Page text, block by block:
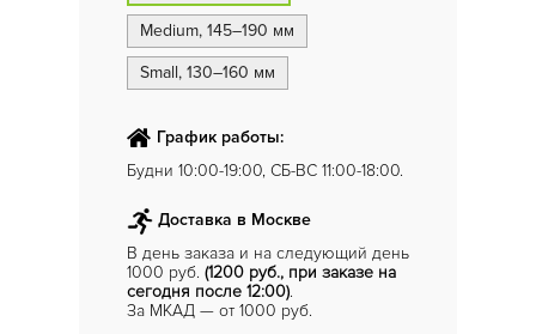
Medium, 145–190 мм
Small, 130–160 мм
График работы:
Будни 10:00-19:00, СБ-ВС 11:00-18:00.
Доставка в Москве
В день заказа и на следующий день
1000 руб. (1200 руб., при заказе на
сегодня после 12:00).
За МКАД — от 1000 руб.